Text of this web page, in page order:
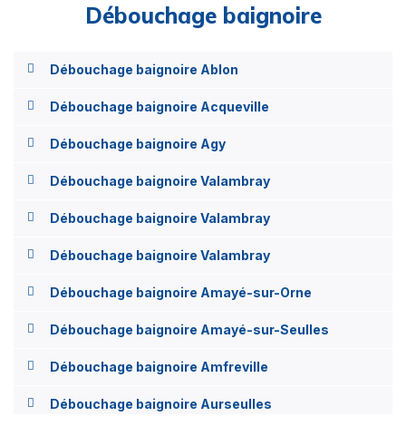
Débouchage baignoire
Débouchage baignoire Ablon
Débouchage baignoire Acqueville
Débouchage baignoire Agy
Débouchage baignoire Valambray
Débouchage baignoire Valambray
Débouchage baignoire Valambray
Débouchage baignoire Amayé-sur-Orne
Débouchage baignoire Amayé-sur-Seulles
Débouchage baignoire Amfreville
Débouchage baignoire Aurseulles